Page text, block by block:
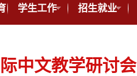
学生工作 招生就业
中文教学研讨会